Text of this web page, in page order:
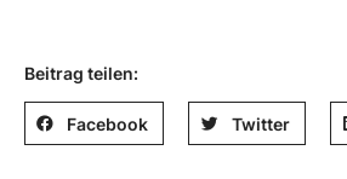
Beitrag teilen:
Facebook Twitter